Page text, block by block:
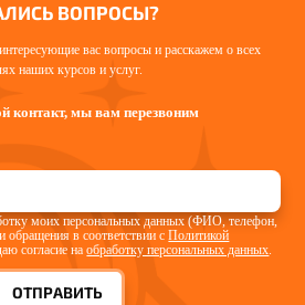
ВОПРОСЫ?
вас вопросы и расскажем о всех
наших курсов и услуг.
контакт, мы вам перезвоним
ОТПРАВИТЬ
моих персональных данных (ФИО, телефон,
обращения в соответствии сПолитикой
согласие наобработку персональных данных.